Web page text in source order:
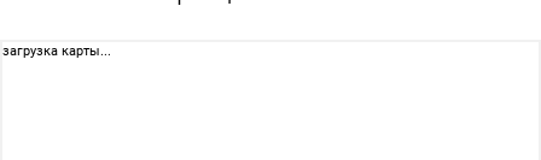
загрузка карты...